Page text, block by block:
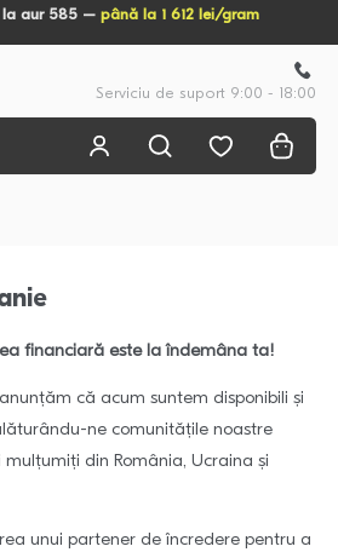
la aur 585 – până la 1 612 lei/gram
Serviciu de suport 9:00 - 18:00
financiară este la îndemâna ta!
că acum suntem disponibili și
ne comunitățile noastre
din România, Ucraina și
unui partener de încredere pentru a